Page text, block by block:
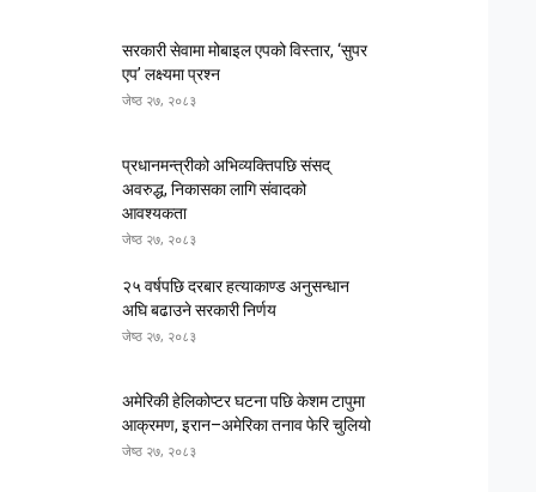
सरकारी सेवामा मोबाइल एपको विस्तार, ‘सुपर
एप’ लक्ष्यमा प्रश्न
जेष्ठ २७, २०८३
प्रधानमन्त्रीको अभिव्यक्तिपछि संसद्
अवरुद्ध, निकासका लागि संवादको
आवश्यकता
जेष्ठ २७, २०८३
२५ वर्षपछि दरबार हत्याकाण्ड अनुसन्धान
अघि बढाउने सरकारी निर्णय
जेष्ठ २७, २०८३
अमेरिकी हेलिकोप्टर घटना पछि केशम टापुमा
आक्रमण, इरान–अमेरिका तनाव फेरि चुलियो
जेष्ठ २७, २०८३